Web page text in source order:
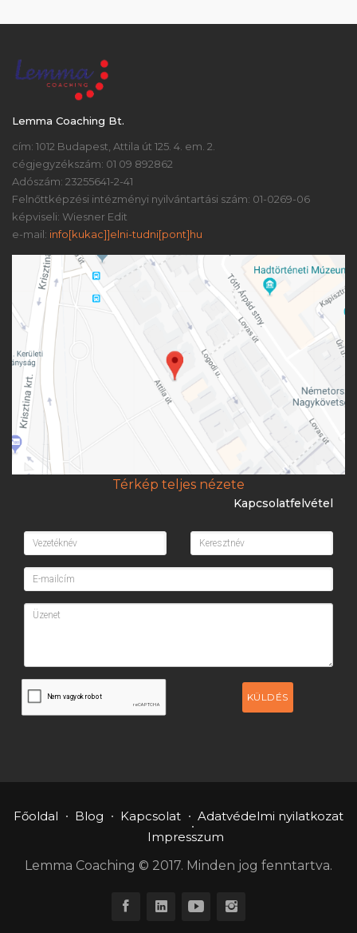
Lemma Coaching Bt.
cím: 1012 Budapest, Attila út 125. 4. em. 2.
cégjegyzékszám: 01 09 892862
Adószám: 23255641-2-41
Felnőttképzési intézményi nyilvántartási szám: 01-0269-06
képviseli: Wiesner Edit
e-mail: info[kukac]]elni-tudni[pont]hu
Térkép teljes nézete
Kapcsolatfelvétel
KÜLDÉS
Főoldal Blog Kapcsolat
Adatvédelmi nyilatkozat
Impresszum
Lemma Coaching © 2017. Minden jog fenntartva.